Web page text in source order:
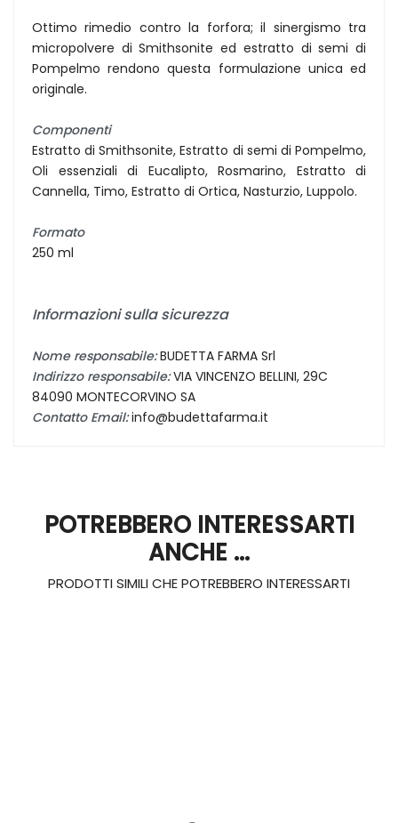
Ottimo rimedio contro la forfora; il sinergismo tra
micropolvere di Smithsonite ed estratto di semi di
Pompelmo rendono questa formulazione unica ed
originale.
Componenti
Estratto di Smithsonite, Estratto di semi di Pompelmo,
Oli essenziali di Eucalipto, Rosmarino, Estratto di
Cannella, Timo, Estratto di Ortica, Nasturzio, Luppolo.
Formato
250 ml
Informazioni sulla sicurezza
Nome responsabile:BUDETTA FARMA Srl
Indirizzo responsabile:VIA VINCENZO BELLINI, 29C
84090 MONTECORVINO SA
Contatto Email:info@budettafarma.it
POTREBBERO INTERESSARTI
ANCHE ...
PRODOTTI SIMILI CHE POTREBBERO INTERESSARTI